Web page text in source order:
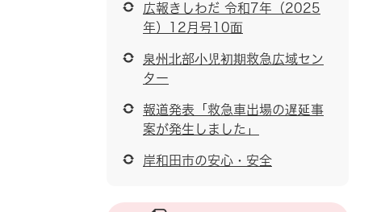
広報きしわだ 令和7年（2025
年）12月号10面
泉州北部小児初期救急広域セン
ター
報道発表「救急車出場の遅延事
案が発生しました」
岸和田市の安心・安全